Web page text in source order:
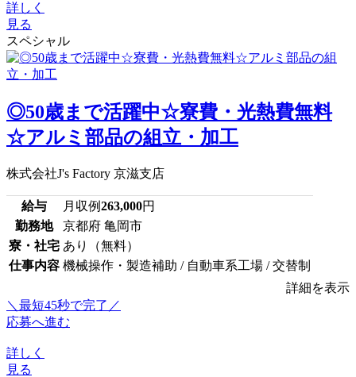
詳しく
見る
スペシャル
◎50歳まで活躍中☆寮費・光熱費無料
☆アルミ部品の組立・加工
株式会社J's Factory 京滋支店
給与 月収例263,000円
勤務地
京都府 亀岡市
寮・社宅 あり（無料）
仕事内容 機械操作・製造補助 / 自動車系工場 / 交替制
詳細を表示
＼最短45秒で完了／
応募へ進む
詳しく
見る